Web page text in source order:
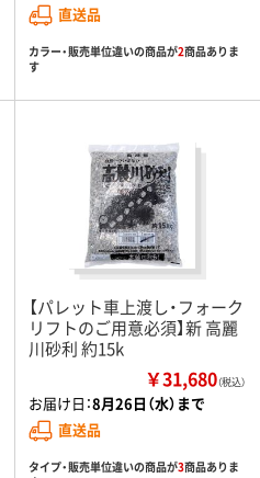
直送品
カラー・販売単位違いの商品が2商品ありま
す
【パレット車上渡し・フォーク
リフトのご用意必須】新 高麗
川砂利 約15k
￥31,680（税込）
お届け日：8月26日（水）まで
直送品
タイプ・販売単位違いの商品が3商品ありま